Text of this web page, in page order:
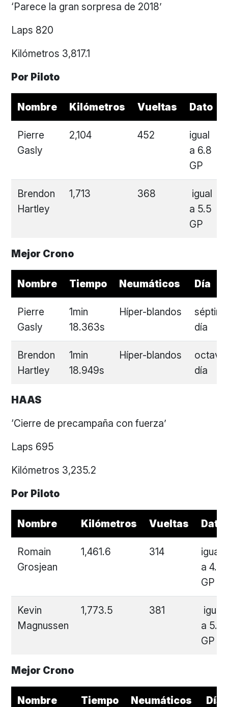
‘Parece la gran sorpresa de 2018’
Laps 820
Kilómetros 3,817.1
Por Piloto
Nombre Kilómetros Vueltas Dato
Pierre
Gasly
2,104 452
igual
a 6.8
GP
Brendon
Hartley
1,713 368
igual
a 5.5
GP
Mejor Crono
Nombre Tiempo Neumáticos Día
Pierre
Gasly
1min
18.363s
Híper-blandos
día
Brendon
Hartley
1min
18.949s
Híper-blandos
octavo
día
HAAS
‘Cierre de precampaña con fuerza’
Laps 695
Kilómetros 3,235.2
Por Piloto
Nombre Kilómetros Vueltas Dato
Romain
Grosjean
1,461.6 314
igual
a 4.7
GP
Kevin
Magnussen
1,773.5 381
igual
a 5.7
GP
Mejor Crono
Nombre Tiempo Neumáticos Día